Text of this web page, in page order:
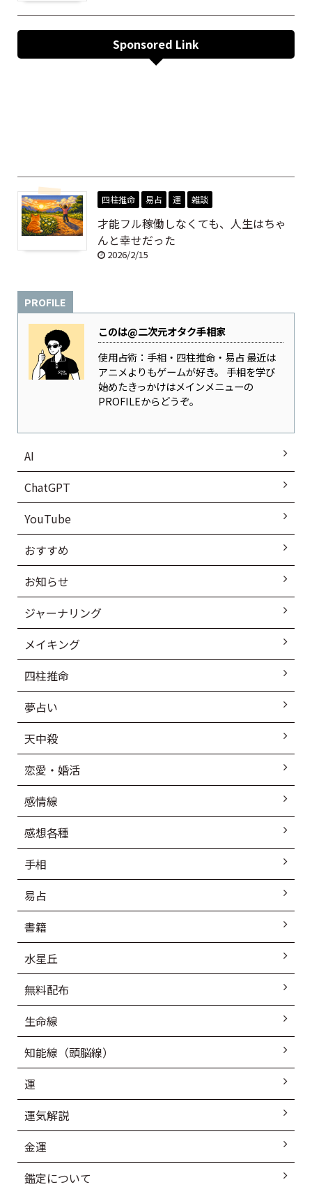
Sponsored Link
四柱推命 易占 運 雑談
才能フル稼働しなくても、人生はちゃ
んと幸せだった
2026/2/15
PROFILE
このは@二次元オタク手相家
使用占術：手相・四柱推命・易占 最近は
アニメよりもゲームが好き。 手相を学び
始めたきっかけはメインメニューの
PROFILEからどうぞ。
AI
ChatGPT
YouTube
おすすめ
お知らせ
ジャーナリング
メイキング
四柱推命
夢占い
天中殺
恋愛・婚活
感情線
感想各種
手相
易占
書籍
水星丘
無料配布
生命線
知能線（頭脳線）
運
運気解説
金運
鑑定について